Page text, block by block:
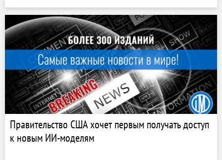
Правительство США хочет первым получать доступ
к новым ИИ-моделям